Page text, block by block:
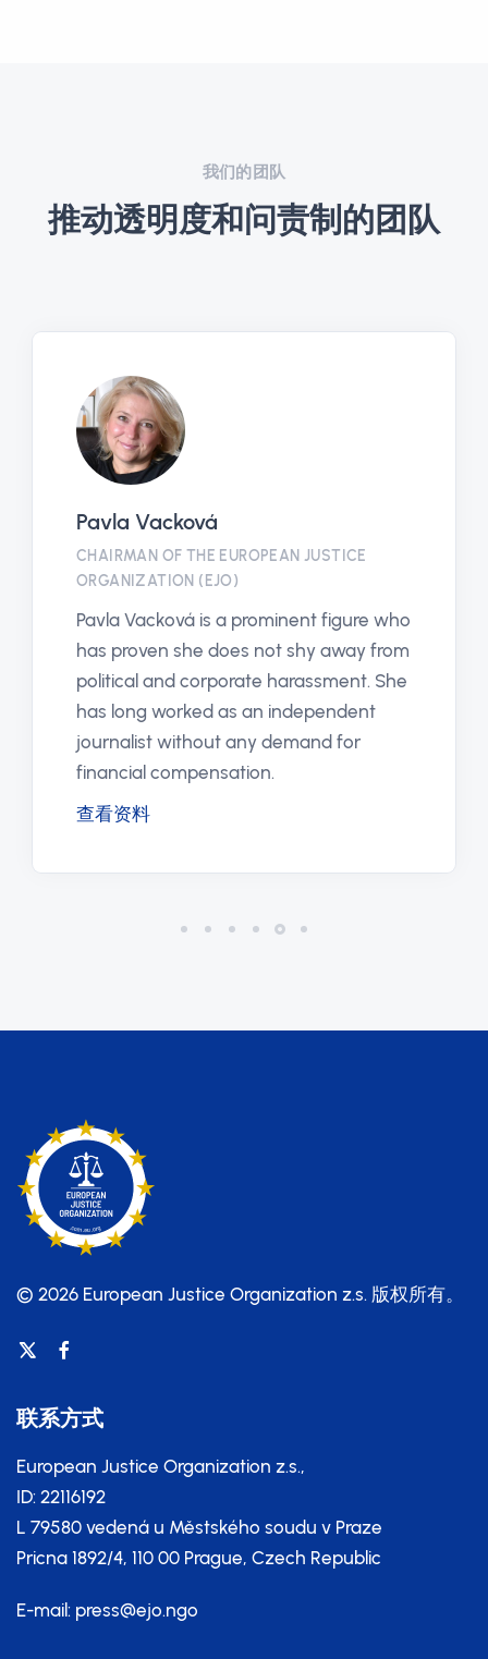
我们的团队
推动透明度和问责制的团队
Pavla Vacková
CHAIRMAN OF THE EUROPEAN JUSTICE
ORGANIZATION (EJO)
Pavla Vacková is a prominent figure who
has proven she does not shy away from
political and corporate harassment. She
has long worked as an independent
journalist without any demand for
financial compensation.
查看资料
© 2026 European Justice Organization z.s. 版权所有。
联系方式
European Justice Organization z.s.,
ID: 22116192
L 79580 vedená u Městského soudu v Praze
Pricna 1892/4, 110 00 Prague, Czech Republic
E-mail: press@ejo.ngo